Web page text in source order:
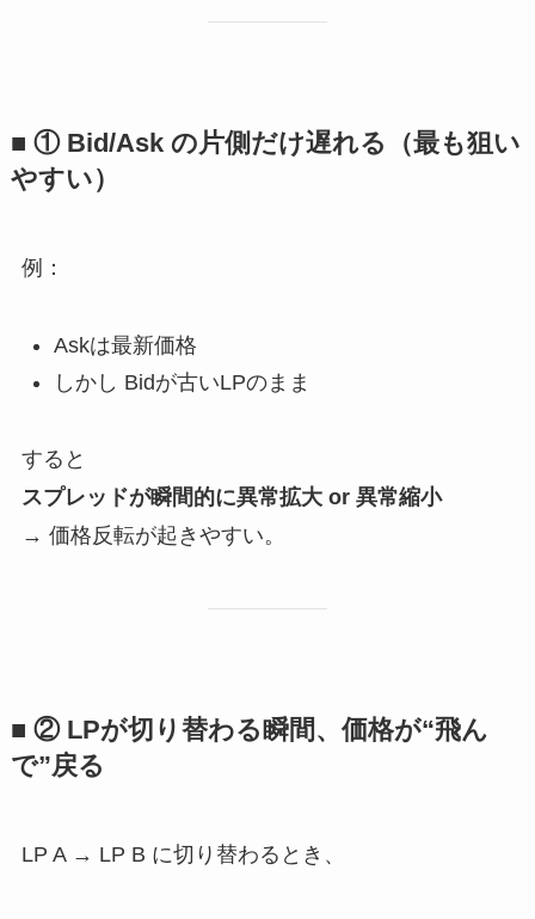
■ ① Bid/Ask の片側だけ遅れる（最も狙い
やすい）
例：
Askは最新価格
しかし Bidが古いLPのまま
すると
スプレッドが瞬間的に異常拡大 or 異常縮小
→ 価格反転が起きやすい。
■ ② LPが切り替わる瞬間、価格が“飛ん
で”戻る
LP A → LP B に切り替わるとき、